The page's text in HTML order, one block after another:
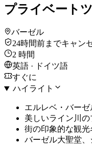
プライベート
バーゼル
24時間前までキャン
2 時間
英語 · ドイツ語
すぐに
ハイライト
エルレベ・バーゼ
美しいライン川
街の印象的な観
バーゼル大聖堂